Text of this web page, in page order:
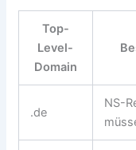
Top-
Level-
Domain
.de
NS-